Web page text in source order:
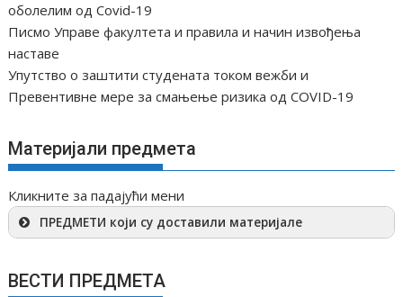
оболелим од Covid-19
Писмо Управе факултета и правила и начин извођења
наставе
Упутство о заштити студената током вежби и
Превентивне мере за смањење ризика од COVID-19
Материјали предмета
Кликните за падајући мени
ПРЕДМЕТИ који су доставили материјале
ВЕСТИ ПРЕДМЕТА